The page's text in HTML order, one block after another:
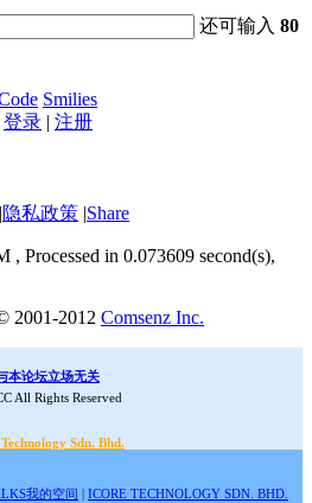
还可输入80
Smilies
登录 注册
隐私政策 Share
, Processed in 0.073609 second(s),
2001-2012 Comsenz Inc.
本论坛立场无关
All Rights Reserved
Sdn. Bhd.
我的空间 ICORE TECHNOLOGY SDN. BHD.